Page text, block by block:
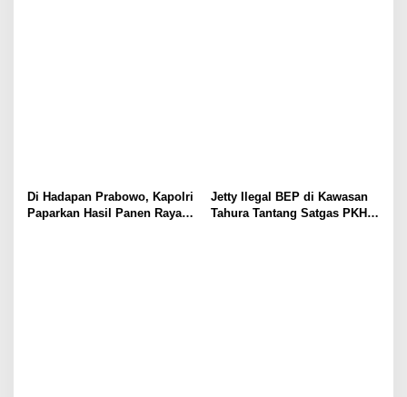
Di Hadapan Prabowo, Kapolri
Paparkan Hasil Panen Raya
Jetty Ilegal BEP di Kawasan
Tahura Tantang Satgas PKH,